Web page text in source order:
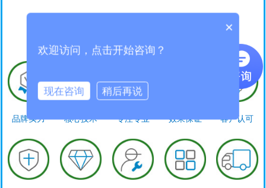
品牌实力 核心技术 专注专业 效果保证 客户认可
×
欢迎访问，点击开始咨询？
现在咨询 稍后再说